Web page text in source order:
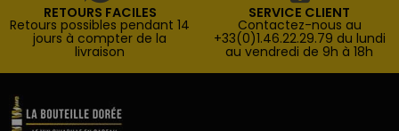
RETOURS FACILES
Retours possibles pendant 14
jours à compter de la
livraison
SERVICE CLIENT
Contactez-nous au
+33(0)1.46.22.29.79 du lundi
au vendredi de 9h à 18h